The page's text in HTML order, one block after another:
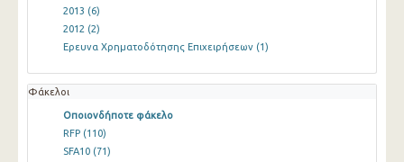
2013 (6)
2012 (2)
Ερευνα Χρηματοδότησης Επιχειρήσεων (1)
Φάκελοι
Οποιονδήποτε φάκελο
RFP (110)
SFA10 (71)